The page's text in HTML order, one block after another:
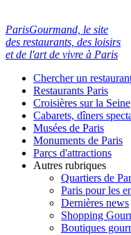
ParisGourmand, le site
des restaurants, des loisirs
et de l'art de vivre à Paris
Chercher un
Restaurants Paris
Croisières sur la Seine
Cabarets, dîners
Musées de Paris
Monuments de Paris
Parcs d'attractions
Autres rubriques
Quartiers de
Paris pour les
Dernières news
Shopping
Boutiques